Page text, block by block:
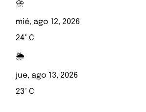
⛈️
mié, ago 12, 2026
24° C
🌦️
jue, ago 13, 2026
23° C